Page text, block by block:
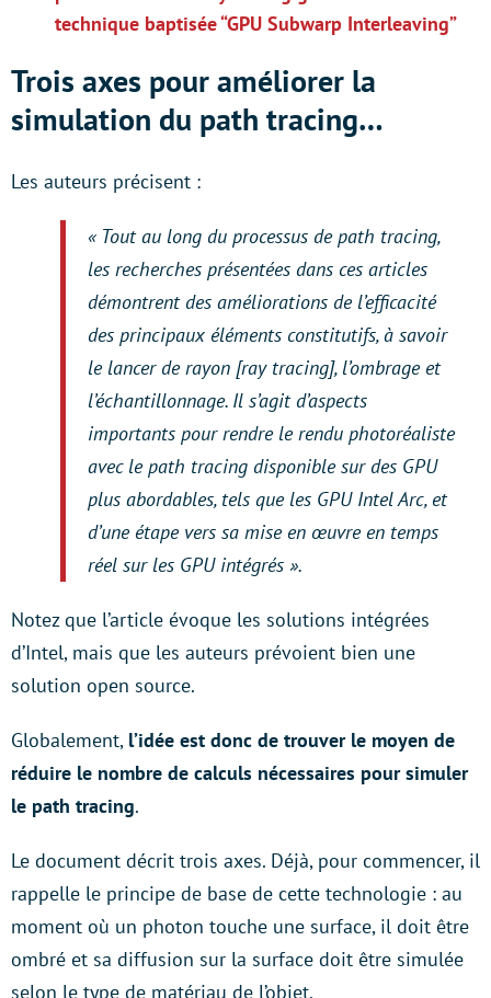
technique baptisée “GPU Subwarp Interleaving”
Trois axes pour améliorer la
simulation du path tracing…
Les auteurs précisent :
« Tout au long du processus de path tracing,
les recherches présentées dans ces articles
démontrent des améliorations de l’efficacité
des principaux éléments constitutifs, à savoir
le lancer de rayon [ray tracing], l’ombrage et
l’échantillonnage. Il s’agit d’aspects
importants pour rendre le rendu photoréaliste
avec le path tracing disponible sur des GPU
plus abordables, tels que les GPU Intel Arc, et
d’une étape vers sa mise en œuvre en temps
réel sur les GPU intégrés ».
Notez que l’article évoque les solutions intégrées
d’Intel, mais que les auteurs prévoient bien une
solution open source.
Globalement, l’idée est donc de trouver le moyen de
réduire le nombre de calculs nécessaires pour simuler
le path tracing.
Le document décrit trois axes. Déjà, pour commencer, il
rappelle le principe de base de cette technologie : au
moment où un photon touche une surface, il doit être
ombré et sa diffusion sur la surface doit être simulée
selon le type de matériau de l’objet.